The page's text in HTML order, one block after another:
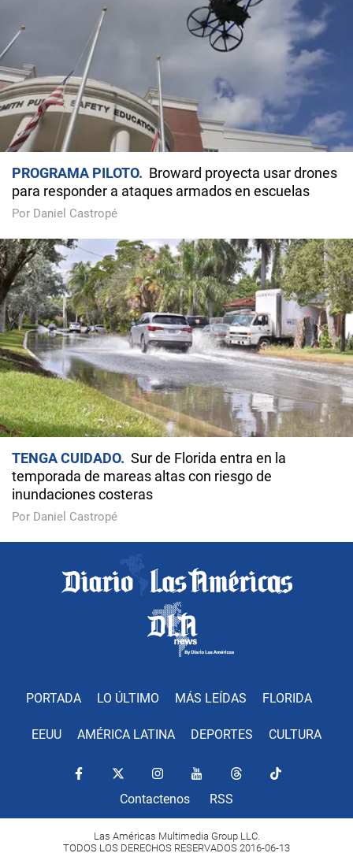
PROGRAMA PILOTO
Broward proyecta usar drones
para responder a ataques armados en escuelas
Por Daniel Castropé
TENGA CUIDADO
Sur de Florida entra en la
temporada de mareas altas con riesgo de
inundaciones costeras
Por Daniel Castropé
PORTADA LO ÚLTIMO MÁS LEÍDAS FLORIDA
EEUU AMÉRICA LATINA DEPORTES CULTURA
Contactenos RSS
Las Américas Multimedia Group LLC.
TODOS LOS DERECHOS RESERVADOS 2016-06-13